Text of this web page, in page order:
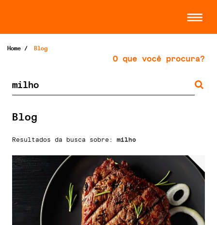
Home / Blog
O que você procura?
Blog
Resultados da busca sobre: milho